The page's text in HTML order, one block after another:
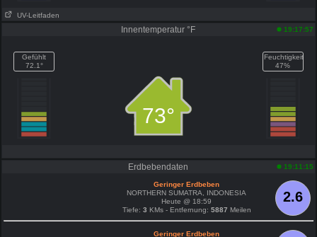
UV-Leitfaden
Innentemperatur °F 19:17:57
Gefühlt
72.1°
73°
Feuchtigkeit
47%
Erdbebendaten 19:11:15
2.6
Geringer Erdbeben
NORTHERN SUMATRA, INDONESIA
Heute @ 18:59
Tiefe: 3 KMs - Entfernung: 5887 Meilen
Geringer Erdbeben